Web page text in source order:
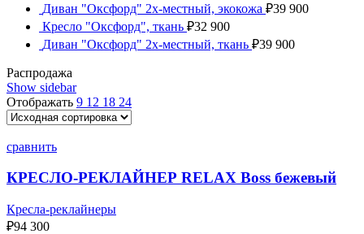
Диван "Оксфорд" 2х-местный, экокожа ₽39 900
Кресло "Оксфорд", ткань ₽32 900
Диван "Оксфорд" 2х-местный, ткань ₽39 900
Распродажа
Show sidebar
Отображать 9 12 18 24
сравнить
КРЕСЛО-РЕКЛАЙНЕР RELAX Boss бежевый
Кресла-реклайнеры
₽94 300